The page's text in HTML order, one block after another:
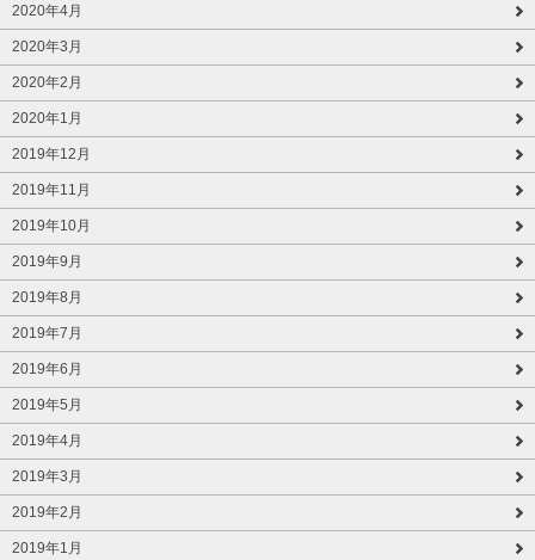
2020年4月
2020年3月
2020年2月
2020年1月
2019年12月
2019年11月
2019年10月
2019年9月
2019年8月
2019年7月
2019年6月
2019年5月
2019年4月
2019年3月
2019年2月
2019年1月